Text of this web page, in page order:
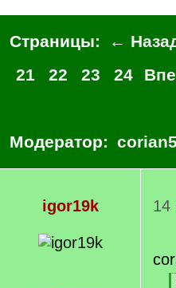
Страницы: ←
21
22 23 24
Модератор:
igor19k 14